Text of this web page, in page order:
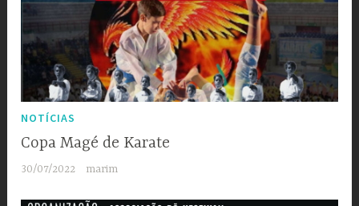
NOTÍCIAS
Copa Magé de Karate
30/07/2022 marim